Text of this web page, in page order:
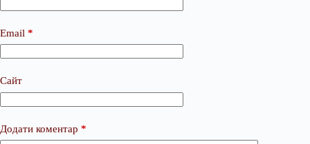
Email *
Сайт
Додати коментар *